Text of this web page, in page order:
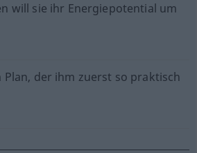
will sie ihr Energiepotential um
Plan, der ihm zuerst so praktisch